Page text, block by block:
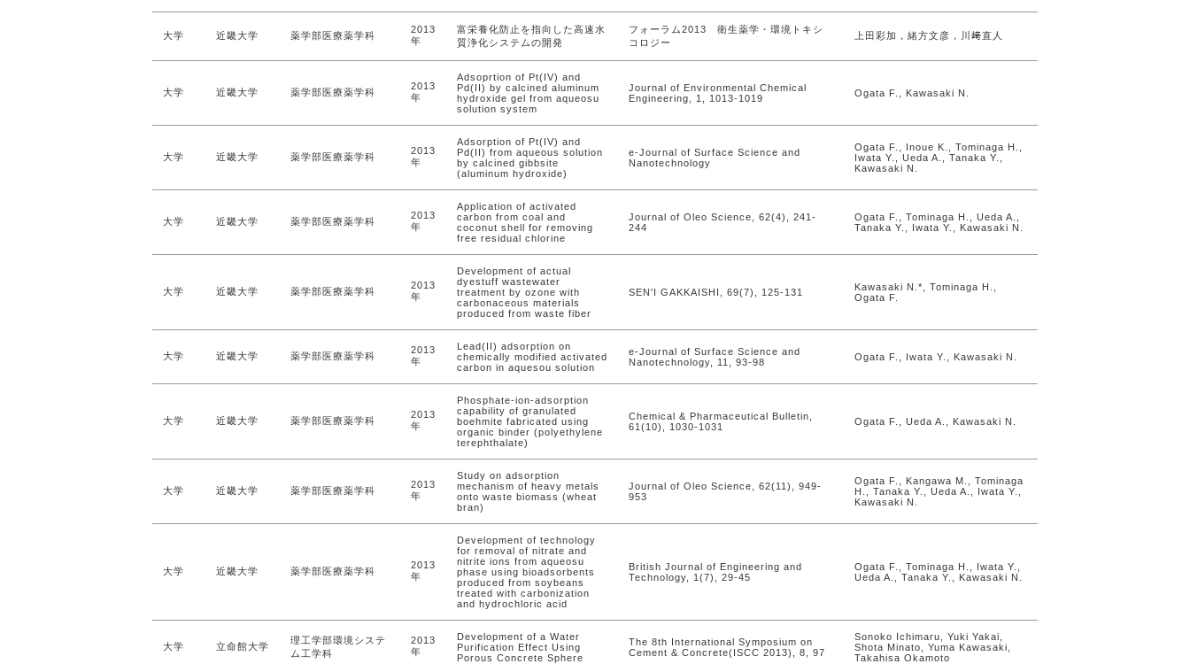
大学 近畿大学 薬学部医療薬学科
2013
年
富栄養化防止を指向した高速水
質浄化システムの開発
フォーラム2013 衛生薬学・環境トキシ
コロジー
上田彩加，緒方文彦，川﨑直人
大学 近畿大学 薬学部医療薬学科
2013
年
Adsoprtion of Pt(IV) and
Pd(II) by calcined aluminum
hydroxide gel from aqueosu
solution system
Journal of Environmental Chemical
Engineering, 1, 1013-1019
Ogata F., Kawasaki N.
大学 近畿大学 薬学部医療薬学科
2013
年
Adsorption of Pt(IV) and
Pd(II) from aqueous solution
by calcined gibbsite
(aluminum hydroxide)
e-Journal of Surface Science and
Nanotechnology
Ogata F., Inoue K., Tominaga H.,
Iwata Y., Ueda A., Tanaka Y.,
Kawasaki N.
大学 近畿大学 薬学部医療薬学科
2013
年
Application of activated
carbon from coal and
coconut shell for removing
free residual chlorine
Journal of Oleo Science, 62(4), 241-
244
Ogata F., Tominaga H., Ueda A.,
Tanaka Y., Iwata Y., Kawasaki N.
大学 近畿大学 薬学部医療薬学科
2013
年
Development of actual
dyestuff wastewater
treatment by ozone with
carbonaceous materials
produced from waste fiber
SEN'I GAKKAISHI, 69(7), 125-131
Kawasaki N.*, Tominaga H.,
Ogata F.
大学 近畿大学 薬学部医療薬学科
2013
年
Lead(II) adsorption on
chemically modified activated
carbon in aquesou solution
e-Journal of Surface Science and
Nanotechnology, 11, 93-98
Ogata F., Iwata Y., Kawasaki N.
大学 近畿大学 薬学部医療薬学科
2013
年
Phosphate-ion-adsorption
capability of granulated
boehmite fabricated using
organic binder (polyethylene
terephthalate)
Chemical & Pharmaceutical Bulletin,
61(10), 1030-1031
Ogata F., Ueda A., Kawasaki N.
大学 近畿大学 薬学部医療薬学科
2013
年
Study on adsorption
mechanism of heavy metals
onto waste biomass (wheat
bran)
Journal of Oleo Science, 62(11), 949-
953
Ogata F., Kangawa M., Tominaga
H., Tanaka Y., Ueda A., Iwata Y.,
Kawasaki N.
大学 近畿大学 薬学部医療薬学科
2013
年
Development of technology
for removal of nitrate and
nitrite ions from aqueosu
phase using bioadsorbents
produced from soybeans
treated with carbonization
and hydrochloric acid
British Journal of Engineering and
Technology, 1(7), 29-45
Ogata F., Tominaga H., Iwata Y.,
Ueda A., Tanaka Y., Kawasaki N.
大学 立命館大学
理工学部環境システ
ム工学科
2013
年
Development of a Water
Purification Effect Using
Porous Concrete Sphere
The 8th International Symposium on
Cement & Concrete(ISCC 2013), 8, 97
Sonoko Ichimaru, Yuki Yakai,
Shota Minato, Yuma Kawasaki,
Takahisa Okamoto